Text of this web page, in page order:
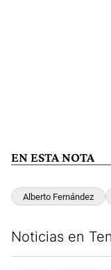
EN ESTA NOTA
Alberto Fernández
Noticias en